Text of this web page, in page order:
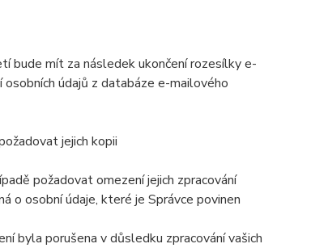
bude mít za následek ukončení rozesílky e-
údajů z databáze e-mailového
jejich kopii
požadovat omezení jejich zpracování
o osobní údaje, které je Správce povinen
byla porušena v důsledku zpracování vašich